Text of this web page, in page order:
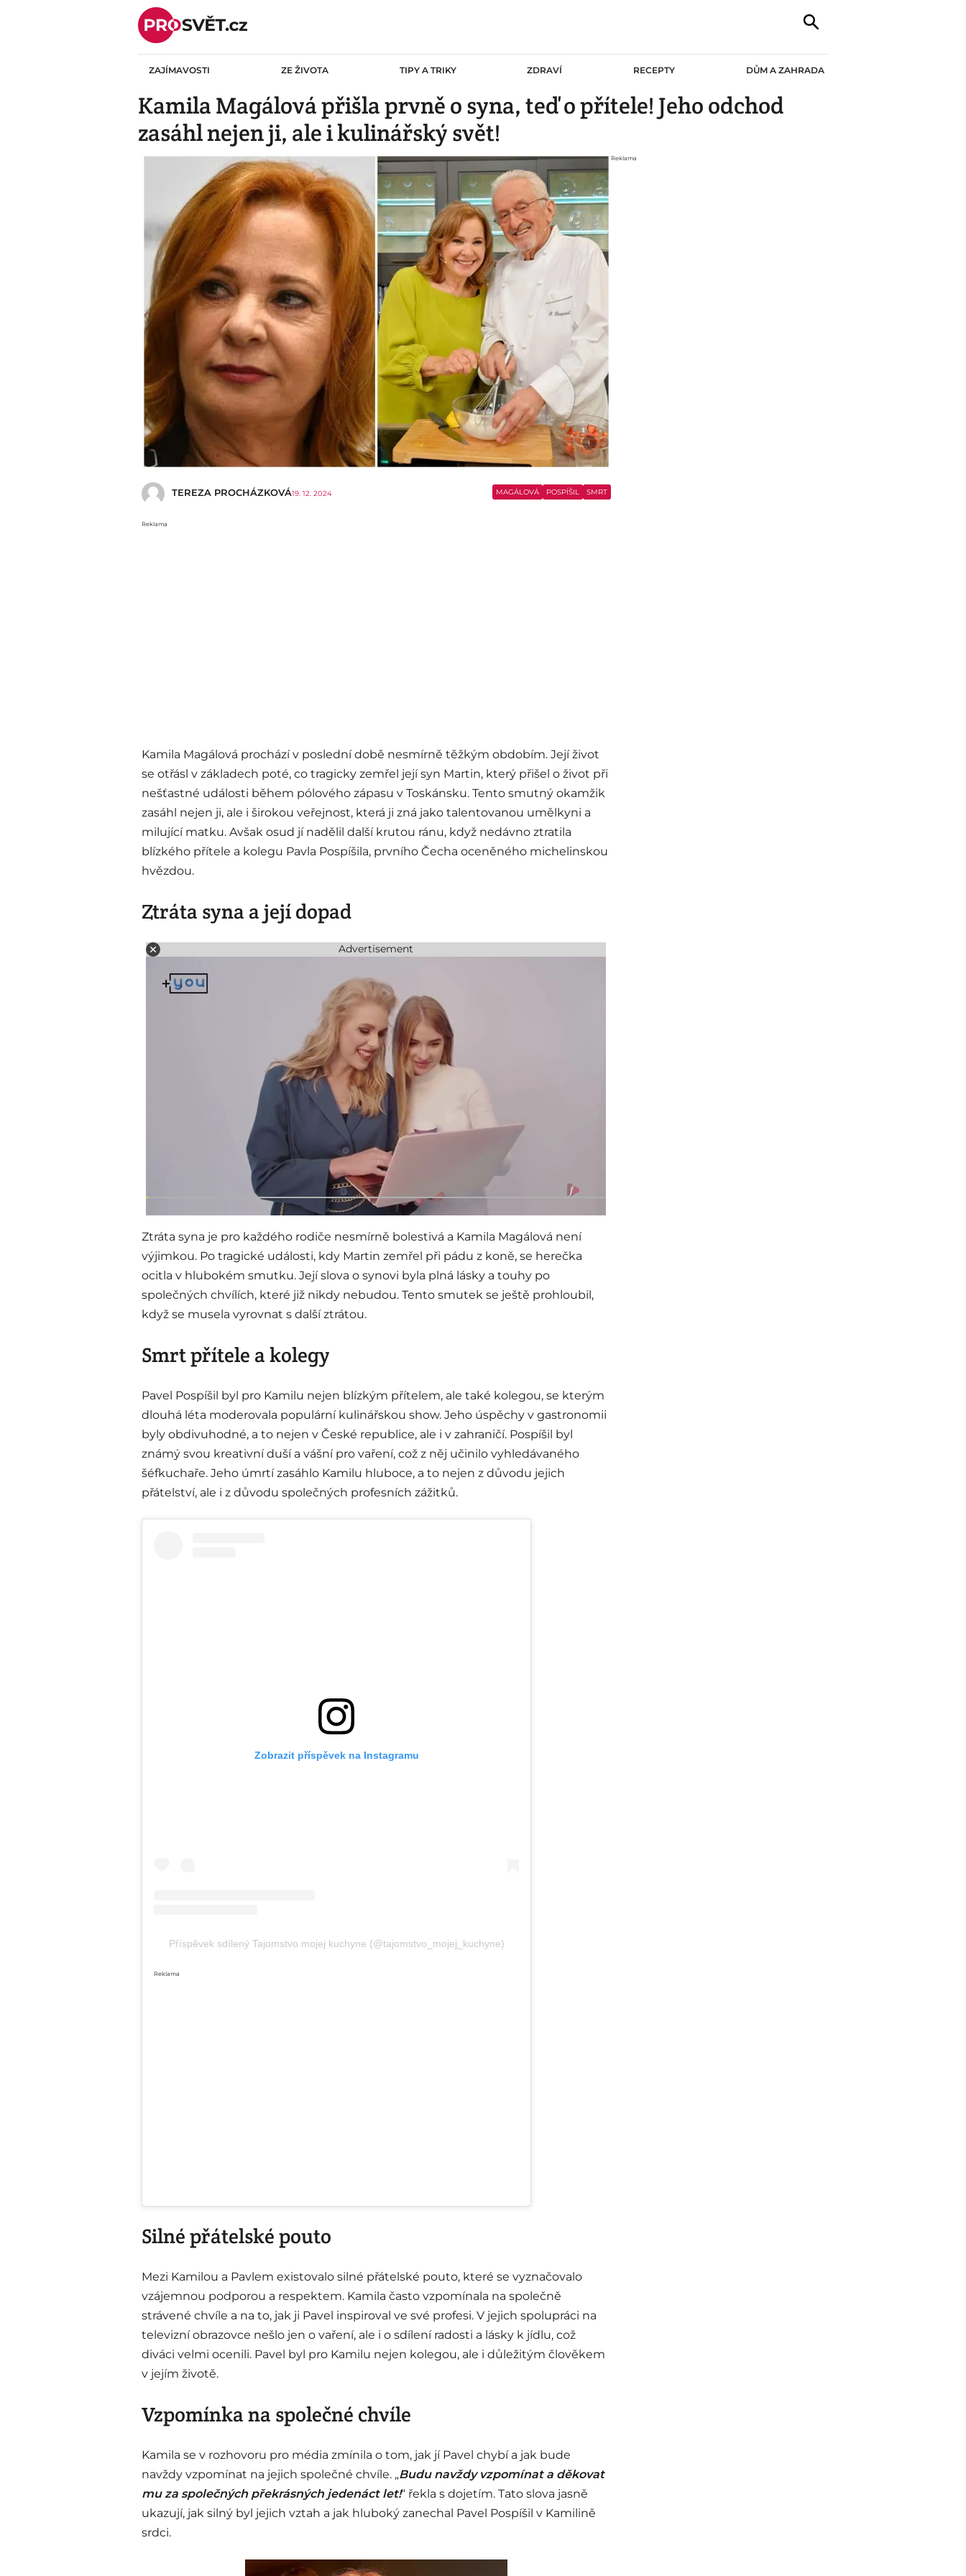
Skip
content
ZAJÍMAVOSTI ZE ŽIVOTA TIPY A TRIKY ZDRAVÍ RECEPTY DŮM A ZAHRADA
Kamila Magálová přišla prvně o syna, teď o přítele! Jeho odchod
zasáhl nejen ji, ale i kulinářský svět!
i
TEREZA PROCHÁZKOVÁ19. 12. 2024 MAGÁLOVÁ POSPÍŠIL SMRT
Reklama
Kamila Magálová prochází v poslední době nesmírně těžkým obdobím. Její život
se otřásl v základech poté, co tragicky zemřel její syn Martin, který přišel o život při
nešťastné události během pólového zápasu v Toskánsku. Tento smutný okamžik
zasáhl nejen ji, ale i širokou veřejnost, která ji zná jako talentovanou umělkyni a
milující matku. Avšak osud jí nadělil další krutou ránu, když nedávno ztratila
blízkého přítele a kolegu Pavla Pospíšila, prvního Čecha oceněného michelinskou
hvězdou.
Ztráta syna a její dopad
Advertisement
Ztráta syna je pro každého rodiče nesmírně bolestivá a Kamila Magálová není
výjimkou. Po tragické události, kdy Martin zemřel při pádu z koně, se herečka
ocitla v hlubokém smutku. Její slova o synovi byla plná lásky a touhy po
společných chvílích, které již nikdy nebudou. Tento smutek se ještě prohloubil,
když se musela vyrovnat s další ztrátou.
Smrt přítele a kolegy
Pavel Pospíšil byl pro Kamilu nejen blízkým přítelem, ale také kolegou, se kterým
dlouhá léta moderovala populární kulinářskou show. Jeho úspěchy v gastronomii
byly obdivuhodné, a to nejen v České republice, ale i v zahraničí. Pospíšil byl
známý svou kreativní duší a vášní pro vaření, což z něj učinilo vyhledávaného
šéfkuchaře. Jeho úmrtí zasáhlo Kamilu hluboce, a to nejen z důvodu jejich
přátelství, ale i z důvodu společných profesních zážitků.
Zobrazit příspěvek na Instagramu
Příspěvek sdílený Tajomstvo mojej kuchyne (@tajomstvo_mojej_kuchyne)
Reklama
Silné přátelské pouto
Mezi Kamilou a Pavlem existovalo silné přátelské pouto, které se vyznačovalo
vzájemnou podporou a respektem. Kamila často vzpomínala na společně
strávené chvíle a na to, jak ji Pavel inspiroval ve své profesi. V jejich spolupráci na
televizní obrazovce nešlo jen o vaření, ale i o sdílení radosti a lásky k jídlu, což
diváci velmi ocenili. Pavel byl pro Kamilu nejen kolegou, ale i důležitým člověkem
v jejím životě.
Vzpomínka na společné chvíle
Kamila se v rozhovoru pro média zmínila o tom, jak jí Pavel chybí a jak bude
navždy vzpomínat na jejich společné chvíle. „Budu navždy vzpomínat a děkovat
mu za společných překrásných jedenáct let!“ řekla s dojetím. Tato slova jasně
ukazují, jak silný byl jejich vztah a jak hluboký zanechal Pavel Pospíšil v Kamilině
srdci.
Reklama